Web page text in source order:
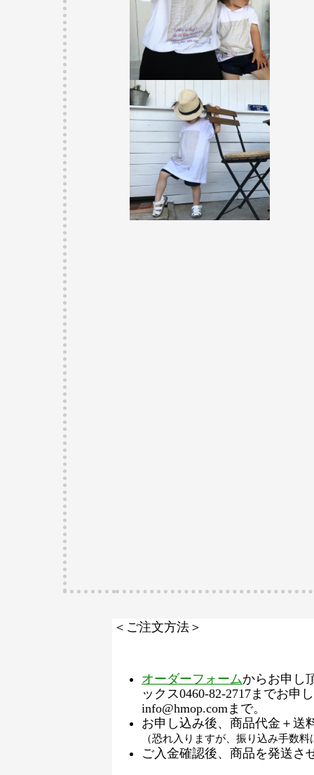
＜ご注文方法＞
オーダーフォームからお申し
ックス0460-82-2717までお申
info@hmop.comまで。
お申し込み後、商品代金＋送
（恐れ入りますが、振り込み手数
ご入金確認後、商品を発送さ